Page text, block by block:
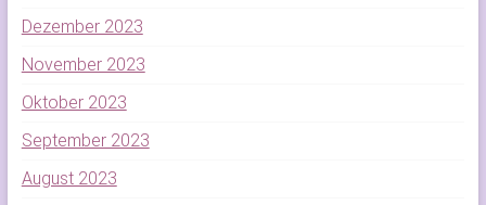
Dezember 2023
November 2023
Oktober 2023
September 2023
August 2023